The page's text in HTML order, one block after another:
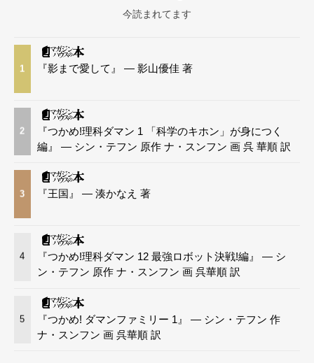
今読まれてます
1 『影まで愛して』 — 影山優佳 著
2
『つかめ!理科ダマン 1 「科学のキホン」が身につく
編』 — シン・テフン 原作 ナ・スンフン 画 呉 華順 訳
3 『王国』 — 湊かなえ 著
4
『つかめ!理科ダマン 12 最強ロボット決戦!編』 — シ
ン・テフン 原作 ナ・スンフン 画 呉華順 訳
5
『つかめ! ダマンファミリー 1』 — シン・テフン 作
ナ・スンフン 画 呉華順 訳